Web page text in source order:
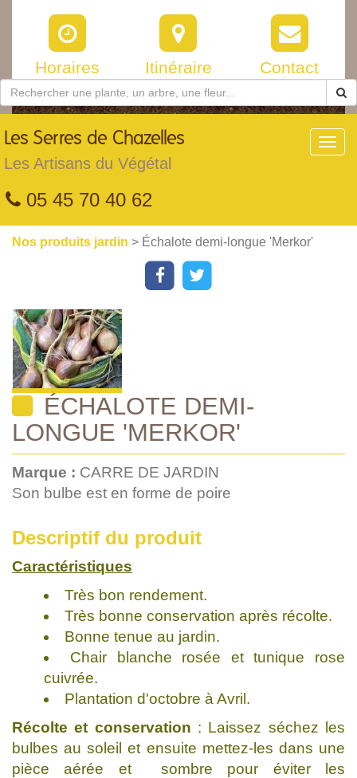
Horaires Itinéraire Contact
Les Serres de Chazelles
Les Artisans du Végétal
05 45 70 40 62
Nos produits jardin > Échalote demi-longue 'Merkor'
ÉCHALOTE DEMI-
LONGUE 'MERKOR'
Marque : CARRE DE JARDIN
Son bulbe est en forme de poire
Descriptif du produit
Caractéristiques
Très bon rendement.
Très bonne conservation après récolte.
Bonne tenue au jardin.
Chair blanche rosée et tunique rose
cuivrée.
Plantation d'octobre à Avril.
Récolte et conservation : Laissez séchez les
bulbes au soleil et ensuite mettez-les dans une
pièce aérée et sombre pour éviter les